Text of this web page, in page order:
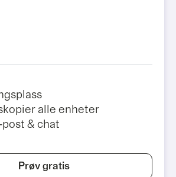
alle enheter
& chat
Prøv gratis